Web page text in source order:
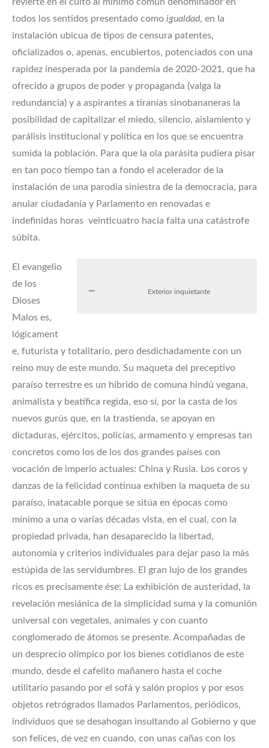
todos los sentidos presentado como igualdad, en la
instalación ubicua de tipos de censura patentes,
oficializados o, apenas, encubiertos, potenciados con una
rapidez inesperada por la pandemia de 2020-2021, que ha
ofrecido a grupos de poder y propaganda (valga la
redundancia) y a aspirantes a tiranías sinobananeras la
posibilidad de capitalizar el miedo, silencio, aislamiento y
parálisis institucional y política en los que se encuentra
sumida la población. Para que la ola parásita pudiera pisar
en tan poco tiempo tan a fondo el acelerador de la
instalación de una parodia siniestra de la democracia, para
anular ciudadanía y Parlamento en renovadas e
indefinidas horas veinticuatro hacía falta una catástrofe
súbita.
Exterior inquietante
El evangelio
de los
Dioses
Malos es,
lógicament
e, futurista y totalitario, pero desdichadamente con un
reino muy de este mundo. Su maqueta del preceptivo
paraíso terrestre es un híbrido de comuna hindú vegana,
animalista y beatífica regida, eso sí, por la casta de los
nuevos gurús que, en la trastienda, se apoyan en
dictaduras, ejércitos, policías, armamento y empresas tan
concretos como los de los dos grandes países con
vocación de imperio actuales: China y Rusia. Los coros y
danzas de la felicidad continua exhiben la maqueta de su
paraíso, inatacable porque se sitúa en épocas como
mínimo a una o varias décadas vista, en el cual, con la
propiedad privada, han desaparecido la libertad,
autonomía y criterios individuales para dejar paso la más
estúpida de las servidumbres. El gran lujo de los grandes
ricos es precisamente ése: La exhibición de austeridad, la
revelación mesiánica de la simplicidad suma y la comunión
universal con vegetales, animales y con cuanto
conglomerado de átomos se presente. Acompañadas de
un desprecio olímpico por los bienes cotidianos de este
mundo, desde el cafelito mañanero hasta el coche
utilitario pasando por el sofá y salón propios y por esos
objetos retrógrados llamados Parlamentos, periódicos,
individuos que se desahogan insultando al Gobierno y que
son felices, de vez en cuando, con unas cañas con los